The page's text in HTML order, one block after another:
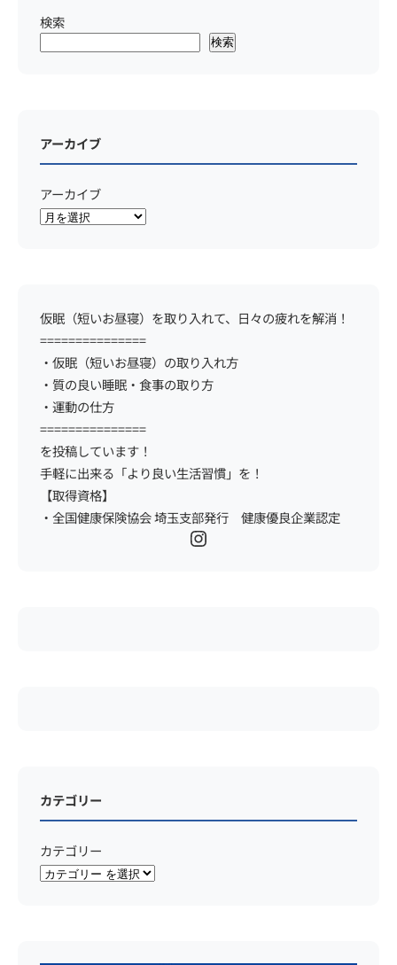
検索
検索
アーカイブ
アーカイブ
仮眠（短いお昼寝）を取り入れて、日々の疲れを解消！
===============
・仮眠（短いお昼寝）の取り入れ方
・質の良い睡眠・食事の取り方
・運動の仕方
===============
を投稿しています！
手軽に出来る「より良い生活習慣」を！
【取得資格】
・全国健康保険協会 埼玉支部発行 健康優良企業認定
Instagram
カテゴリー
カテゴリー